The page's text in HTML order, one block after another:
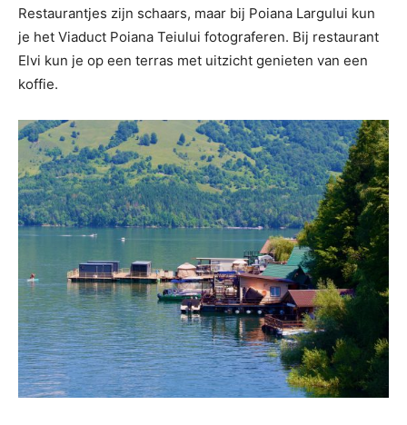
Restaurantjes zijn schaars, maar bij Poiana Largului kun
je het Viaduct Poiana Teiului fotograferen. Bij restaurant
Elvi kun je op een terras met uitzicht genieten van een
koffie.